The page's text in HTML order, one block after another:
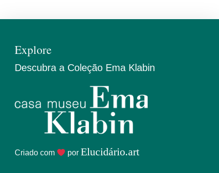
Explore
Descubra a Coleção Ema Klabin
Criado com porElucidário.art